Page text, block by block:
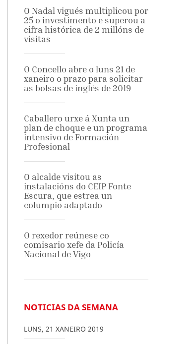
O Nadal vigués multiplicou por
25 o investimento e superou a
cifra histórica de 2 millóns de
visitas
O Concello abre o luns 21 de
xaneiro o prazo para solicitar
as bolsas de inglés de 2019
Caballero urxe á Xunta un
plan de choque e un programa
intensivo de Formación
Profesional
O alcalde visitou as
instalacións do CEIP Fonte
Escura, que estrea un
columpio adaptado
O rexedor reúnese co
comisario xefe da Policía
Nacional de Vigo
NOTICIAS DA SEMANA
LUNS, 21 XANEIRO 2019